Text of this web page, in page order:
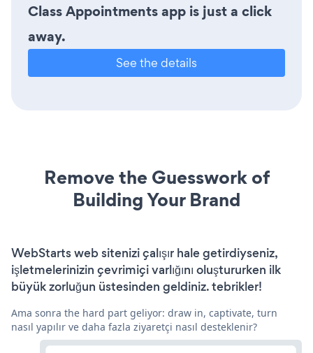
Class Appointments app is just a click
away.
See the details
Remove the Guesswork of
Building Your Brand
WebStarts web sitenizi çalışır hale getirdiyseniz,
işletmelerinizin çevrimiçi varlığını oluştururken ilk
büyük zorluğun üstesinden geldiniz. tebrikler!
Ama sonra the hard part geliyor: draw in, captivate, turn
nasıl yapılır ve daha fazla ziyaretçi nasıl desteklenir?